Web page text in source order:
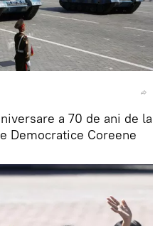
a 70 de ani de la
Democratice Coreene